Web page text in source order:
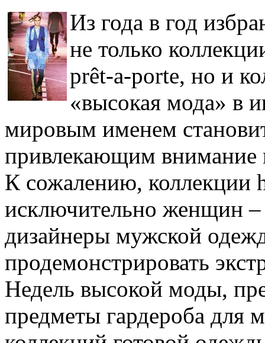
Из года в год
не только
prêt-a-porte, но и
«высокая мода» в
мировым именем
привлекающим
К сожалению, коллекции
исключительно женщин
дизайнеры мужской
продемонстрировать
Недель высокой моды,
предметы гардероба для